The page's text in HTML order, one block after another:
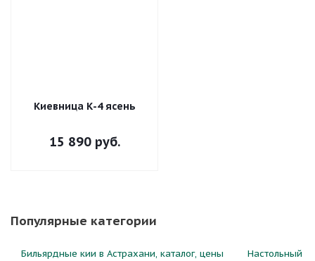
Киевница К-4 ясень
15 890 руб.
Популярные категории
Бильярдные кии в Астрахани, каталог, цены
Настольный